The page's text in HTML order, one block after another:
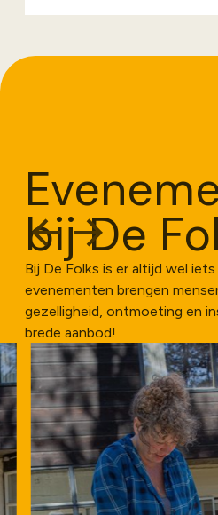
bij De
Bij De Folks is er altijd wel
evenementen brengen
gezelligheid, ontmoeting en
brede aanbod!